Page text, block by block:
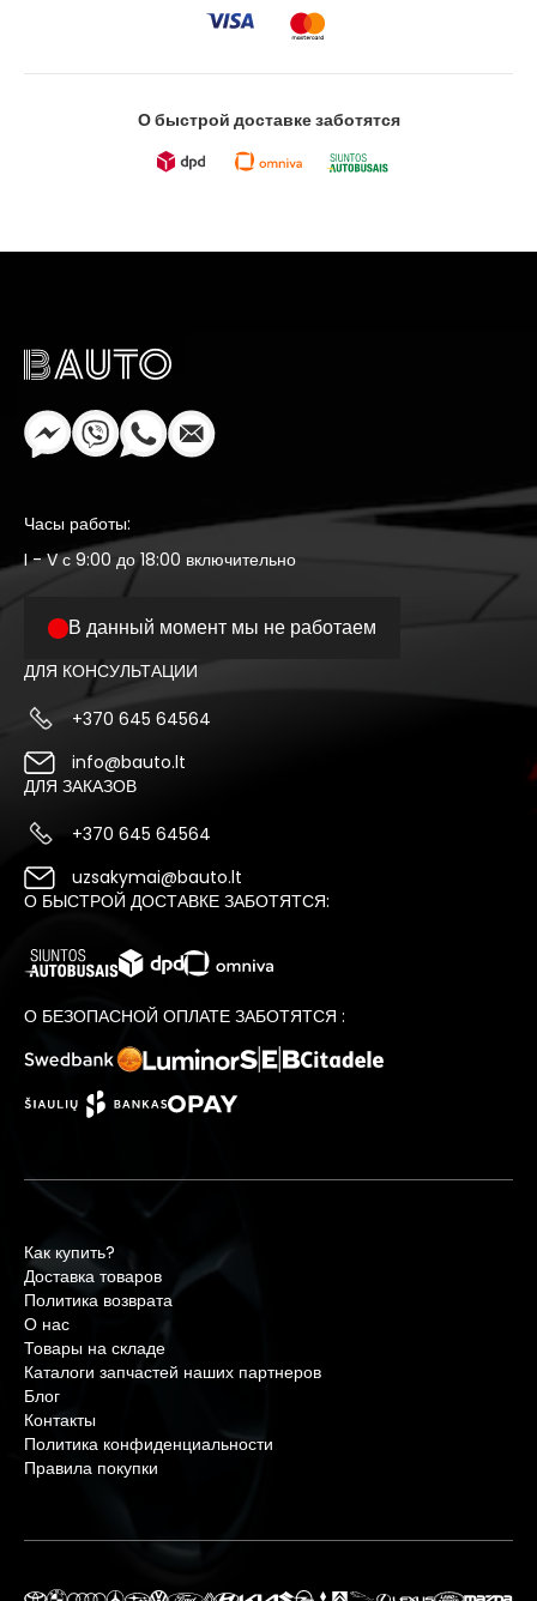
О быстрой доставке заботятся
Часы работы:
I - V с 9:00 до 18:00 включительно
В данный момент мы не работаем
ДЛЯ КОНСУЛЬТАЦИИ
+370 645 64564
info@bauto.lt
ДЛЯ ЗАКАЗОВ
+370 645 64564
uzsakymai@bauto.lt
О БЫСТРОЙ ДОСТАВКЕ ЗАБОТЯТСЯ:
О БЕЗОПАСНОЙ ОПЛАТЕ ЗАБОТЯТСЯ :
Как купить?
Доставка товаров
Политика возврата
О нас
Товары на складе
Каталоги запчастей наших партнеров
Блог
Контакты
Политика конфиденциальности
Правила покупки